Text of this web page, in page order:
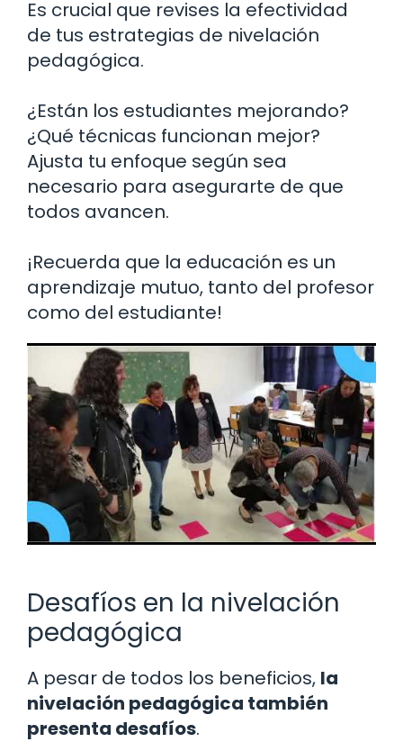
Es crucial que revises la efectividad
de tus estrategias de nivelación
pedagógica.
¿Están los estudiantes mejorando?
¿Qué técnicas funcionan mejor?
Ajusta tu enfoque según sea
necesario para asegurarte de que
todos avancen.
¡Recuerda que la educación es un
aprendizaje mutuo, tanto del profesor
como del estudiante!
Desafíos en la nivelación
pedagógica
A pesar de todos los beneficios, la
nivelación pedagógica también
presenta desafíos.